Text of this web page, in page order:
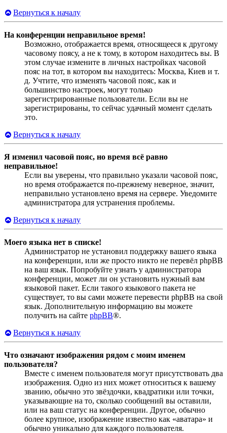
Вернуться к началу
На конференции неправильное время!
Возможно, отображается время, относящееся к другому
часовому поясу, а не к тому, в котором находитесь вы. В
этом случае измените в личных настройках часовой
пояс на тот, в котором вы находитесь: Москва, Киев и т.
д. Учтите, что изменять часовой пояс, как и
большинство настроек, могут только
зарегистрированные пользователи. Если вы не
зарегистрированы, то сейчас удачный момент сделать
это.
Вернуться к началу
Я изменил часовой пояс, но время всё равно
неправильное!
Если вы уверены, что правильно указали часовой пояс,
но время отображается по-прежнему неверное, значит,
неправильно установлено время на сервере. Уведомите
администратора для устранения проблемы.
Вернуться к началу
Моего языка нет в списке!
Администратор не установил поддержку вашего языка
на конференции, или же просто никто не перевёл phpBB
на ваш язык. Попробуйте узнать у администратора
конференции, может ли он установить нужный вам
языковой пакет. Если такого языкового пакета не
существует, то вы сами можете перевести phpBB на свой
язык. Дополнительную информацию вы можете
получить на сайте phpBB®.
Вернуться к началу
Что означают изображения рядом с моим именем
пользователя?
Вместе с именем пользователя могут присутствовать два
изображения. Одно из них может относиться к вашему
званию, обычно это звёздочки, квадратики или точки,
указывающие на то, сколько сообщений вы оставили,
или на ваш статус на конференции. Другое, обычно
более крупное, изображение известно как «аватара» и
обычно уникально для каждого пользователя.